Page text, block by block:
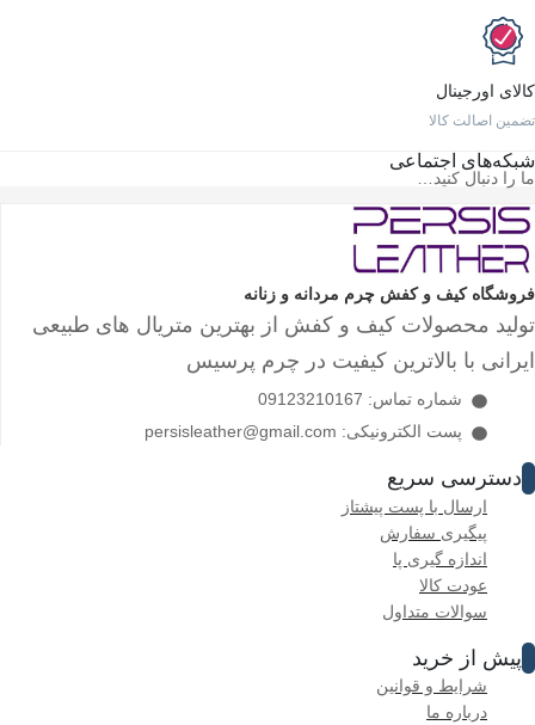
کالای اورجینال
تضمین اصالت کالا
شبکه‌های اجتماعی
ما را دنبال کنید…
فروشگاه کیف و کفش چرم مردانه و زنانه
تولید محصولات کیف و کفش از بهترین متریال های طبیعی
ایرانی با بالاترین کیفیت در چرم پرسیس
شماره تماس: 09123210167
پست الکترونیکی: persisleather@gmail.com
دسترسی سریع
ارسال با پست پیشتاز
پیگیری سفارش
اندازه گیری پا
عودت کالا
سوالات متداول
پیش از خرید
شرایط و قوانین
درباره ما